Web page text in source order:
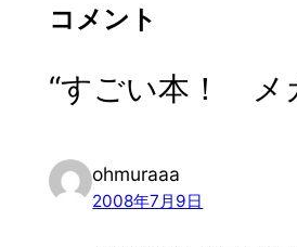
コメント
“すごい本！ メ
ohmuraaa
2008年7月9日